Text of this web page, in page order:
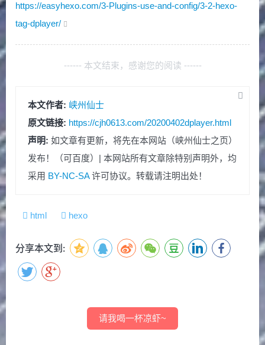
https://easyhexo.com/3-Plugins-use-and-config/3-2-hexo-
tag-dplayer/
------ 本文结束，感谢您的阅读 ------
本文作者: 峡州仙士
原文链接: https://cjh0613.com/20200402dplayer.html
声明: 如文章有更新，将先在本网站（峡州仙士之页）
发布！（可百度）| 本网站所有文章除特别声明外，均
采用 BY-NC-SA许可协议。转载请注明出处！
html hexo
分享本文到:
请我喝一杯凉虾~